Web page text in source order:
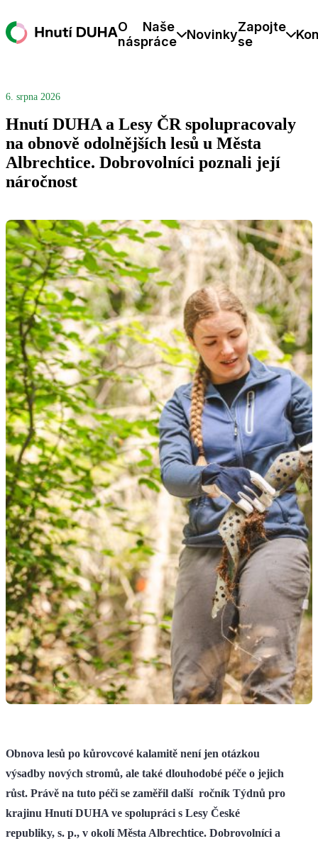
O
nás
Naše
práce
NovinkyZapojte
se
6. srpna 2026
Hnutí DUHA a Lesy ČR spolupracovaly
na obnově odolnějších lesů u Města
Albrechtice. Dobrovolníci poznali její
náročnost
Obnova lesů po kůrovcové kalamitě není jen otázkou
výsadby nových stromů, ale také dlouhodobé péče o jejich
růst. Právě na tuto péči se zaměřil další ročník Týdnů pro
krajinu Hnutí DUHA ve spolupráci s Lesy České
republiky, s. p., v okolí Města Albrechtice. Dobrovolníci a